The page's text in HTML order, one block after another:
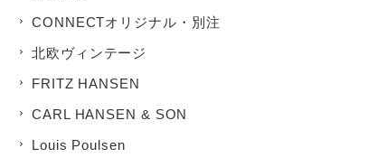
CONNECTオリジナル・別注
北欧ヴィンテージ
FRITZ HANSEN
CARL HANSEN & SON
Louis Poulsen